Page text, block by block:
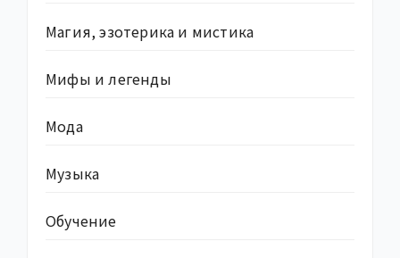
Магия, эзотерика и мистика
Мифы и легенды
Мода
Музыка
Обучение